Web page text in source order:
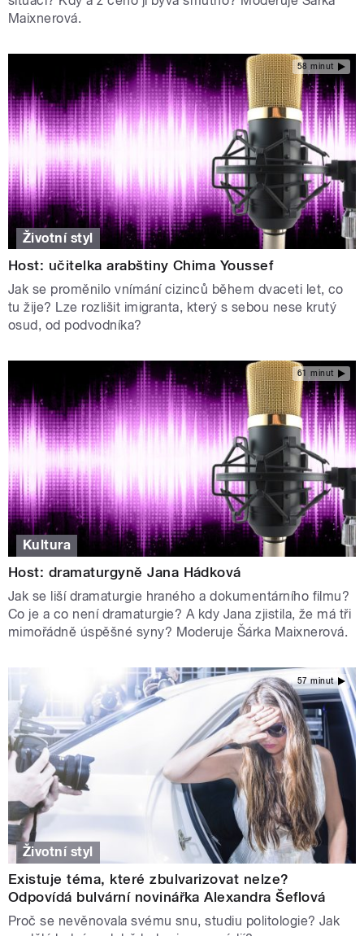
Maixnerová.
58 minut
Životní styl
Host: učitelka arabštiny Chima Youssef
Jak se proměnilo vnímání cizinců během dvaceti let, co
tu žije? Lze rozlišit imigranta, který s sebou nese krutý
osud, od podvodníka?
61 minut
Kultura
Host: dramaturgyně Jana Hádková
Jak se liší dramaturgie hraného a dokumentárního filmu?
Co je a co není dramaturgie? A kdy Jana zjistila, že má tři
mimořádně úspěšné syny? Moderuje Šárka Maixnerová.
57 minut
Životní styl
Existuje téma, které zbulvarizovat nelze?
Odpovídá bulvární novinářka Alexandra Šeflová
Proč se nevěnovala svému snu, studiu politologie? Jak